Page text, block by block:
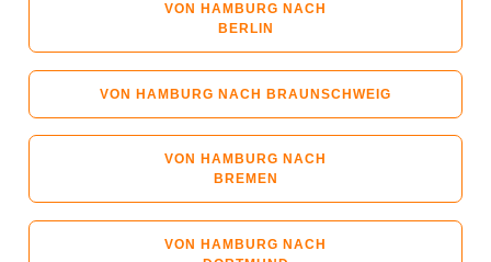
VON HAMBURG NACH
BERLIN
VON HAMBURG NACH BRAUNSCHWEIG
VON HAMBURG NACH
BREMEN
VON HAMBURG NACH